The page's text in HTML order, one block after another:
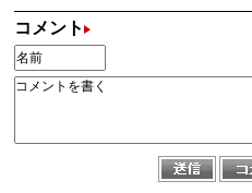
コメント